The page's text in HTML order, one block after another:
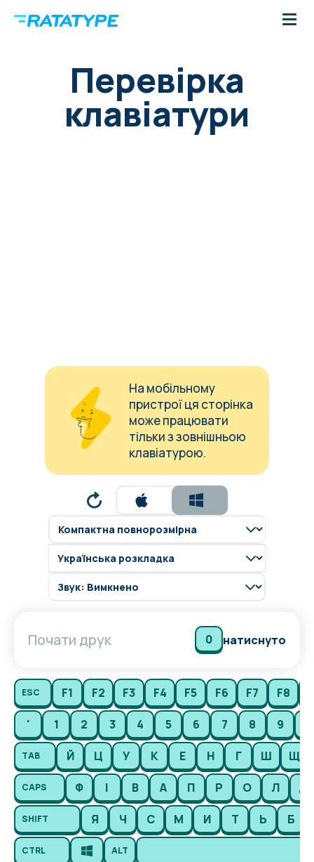
Перевірка
клавіатури
На мобільному
пристрої ця сторінка
може працювати
тільки з зовнішньою
клавіатурою.
Почати друк 0 натиснуто
ESC F1 F2 F3 F4 F5 F6 F7 F8
' 1 2 3 4 5 6 7 8 9
TAB Й Ц У К Е Н Г Ш Щ
CAPS Ф І В А П Р О Л Д
SHIFT Я Ч С М И Т Ь Б
CTRL ALT